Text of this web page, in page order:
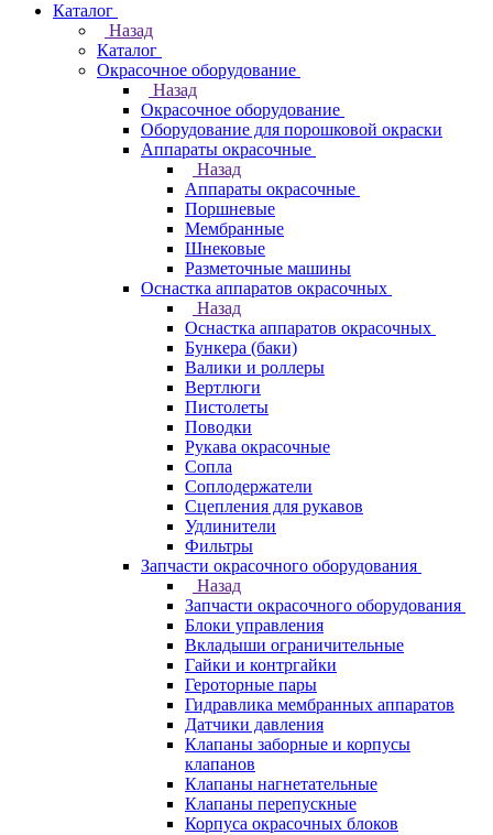
Каталог
Назад
Каталог
Окрасочное оборудование
Назад
Окрасочное оборудование
Оборудование для порошковой окраски
Аппараты окрасочные
Назад
Аппараты окрасочные
Поршневые
Мембранные
Шнековые
Разметочные машины
Оснастка аппаратов окрасочных
Назад
Оснастка аппаратов окрасочных
Бункера (баки)
Валики и роллеры
Вертлюги
Пистолеты
Поводки
Рукава окрасочные
Сопла
Соплодержатели
Сцепления для рукавов
Удлинители
Фильтры
Запчасти окрасочного оборудования
Назад
Запчасти окрасочного оборудования
Блоки управления
Вкладыши ограничительные
Гайки и контргайки
Героторные пары
Гидравлика мембранных аппаратов
Датчики давления
Клапаны заборные и корпусы
клапанов
Клапаны нагнетательные
Клапаны перепускные
Корпуса окрасочных блоков